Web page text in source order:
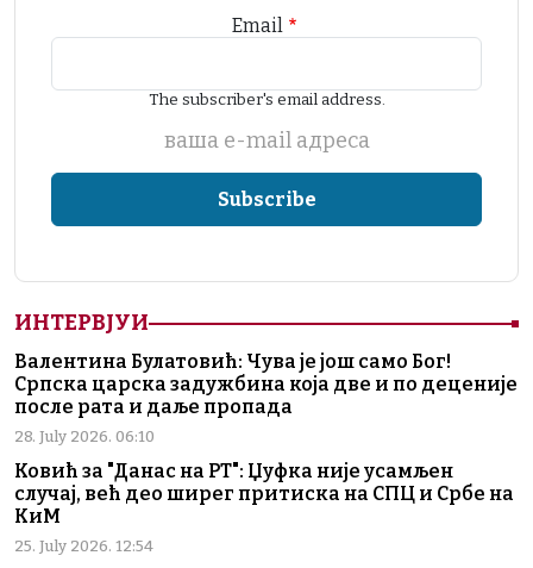
Email
The subscriber's email address.
ваша е-mail адреса
ИНТЕРВЈУИ
Валентина Булатовић: Чува је још само Бог!
Српска царска задужбина која две и по деценије
после рата и даље пропада
28. July 2026. 06:10
Ковић за "Данас на РТ": Џуфка није усамљен
случај, већ део ширег притиска на СПЦ и Србе на
КиМ
25. July 2026. 12:54